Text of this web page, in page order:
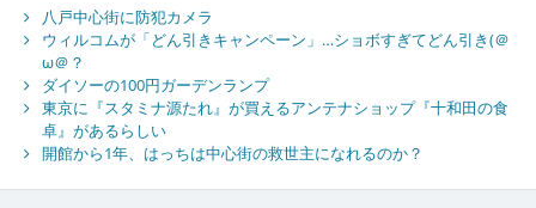
八戸中心街に防犯カメラ
ウィルコムが「どん引きキャンペーン」…ショボすぎてどん引き(＠
ω＠？
ダイソーの100円ガーデンランプ
東京に『スタミナ源たれ』が買えるアンテナショップ『十和田の食
卓』があるらしい
開館から1年、はっちは中心街の救世主になれるのか？